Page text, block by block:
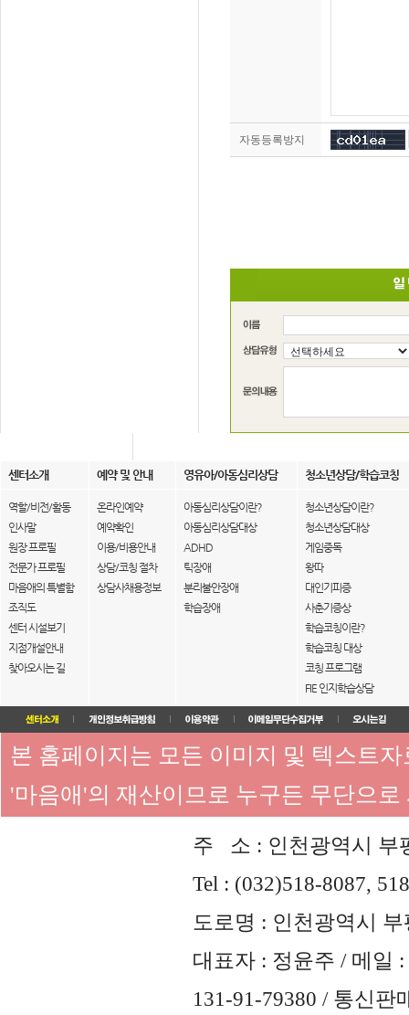
자동등록방지
센터소개 예약 및 안내 영유아/아동심리상담 청소년상담/학습코칭
역할/비전/활동
인사말
원장 프로필
전문가 프로필
마음애의 특별함
조직도
센터 시설보기
지점개설안내
찾아오시는 길
온라인예약
예약확인
이용/비용안내
상담/코칭 절차
상담사채용정보
아동심리상담이란?
아동심리상담대상
ADHD
틱장애
분리불안장애
학습장애
청소년상담이란?
청소년상담대상
게임중독
왕따
대인기피증
사춘기증상
학습코칭이란?
학습코칭 대상
코칭 프로그램
FIE 인지학습상담
본 홈페이지는 모든 이미지 및 텍스트
'마음애'의 재산이므로 누구든 무단으
주 소 : 인천광역시 부
Tel : (032)518-8087,
도로명 : 인천광역시
대표자 : 정윤주 / 메일 :
131-91-79380 / 통신판